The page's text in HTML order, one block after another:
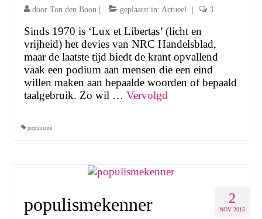
door Ton den Boon | geplaatst in: Actueel | 3
Sinds 1970 is ‘Lux et Libertas’ (licht en
vrijheid) het devies van NRC Handelsblad,
maar de laatste tijd biedt de krant opvallend
vaak een podium aan mensen die een eind
willen maken aan bepaalde woorden of bepaald
taalgebruik. Zo wil … Vervolgd
populisme
2
NOV 2015
populismekenner